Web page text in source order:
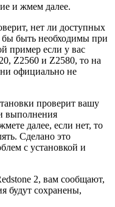
и жмем далее.
нет ли доступных
быть необходимы при
пример если у вас
Z2560 и Z2580, то на
официально не
проверит вашу
выполнения
далее, если нет, то
Сделано это
с установкой и
2, вам сообщают,
будут сохранены,